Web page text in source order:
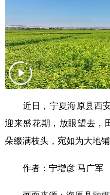
房产 旅游
公司 彩票
书画 文化
近日，宁夏海原县西
迎来盛花期，放眼望去，
朵缀满枝头，宛如为大地
作者：宁增彦 马广军